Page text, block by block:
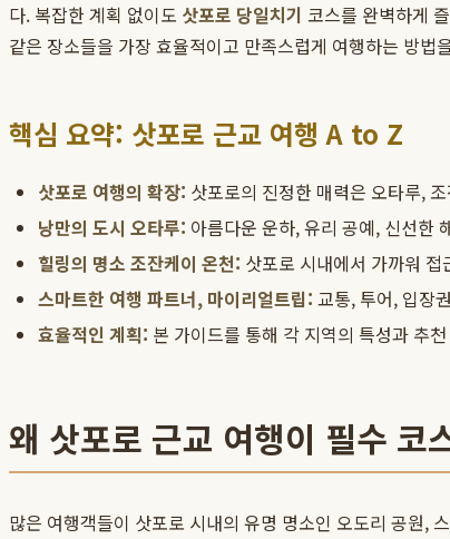
다. 복잡한 계획 없이도 삿포로 당일치기 코스를 완벽하게
같은 장소들을 가장 효율적이고 만족스럽게 여행하는 방
핵심 요약: 삿포로 근교 여행 A to Z
삿포로 여행의 확장: 삿포로의 진정한 매력은 오타루,
낭만의 도시 오타루: 아름다운 운하, 유리 공예, 신선한
힐링의 명소 조잔케이 온천: 삿포로 시내에서 가까워
스마트한 여행 파트너, 마이리얼트립: 교통, 투어, 입장
효율적인 계획: 본 가이드를 통해 각 지역의 특성과 추
왜 삿포로 근교 여행이 필수 코
많은 여행객들이 삿포로 시내의 유명 명소인 오도리 공원,